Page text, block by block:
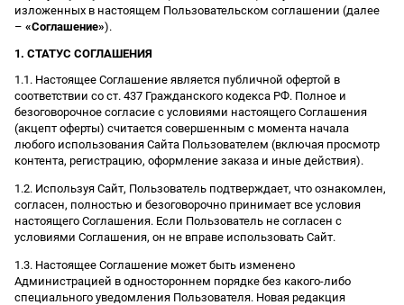
изложенных в настоящем Пользовательском соглашении (далее
– «Соглашение»).
1. СТАТУС СОГЛАШЕНИЯ
1.1. Настоящее Соглашение является публичной офертой в
соответствии со ст. 437 Гражданского кодекса РФ. Полное и
безоговорочное согласие с условиями настоящего Соглашения
(акцепт оферты) считается совершенным с момента начала
любого использования Сайта Пользователем (включая просмотр
контента, регистрацию, оформление заказа и иные действия).
1.2. Используя Сайт, Пользователь подтверждает, что ознакомлен,
согласен, полностью и безоговорочно принимает все условия
настоящего Соглашения. Если Пользователь не согласен с
условиями Соглашения, он не вправе использовать Сайт.
1.3. Настоящее Соглашение может быть изменено
Администрацией в одностороннем порядке без какого-либо
специального уведомления Пользователя. Новая редакция